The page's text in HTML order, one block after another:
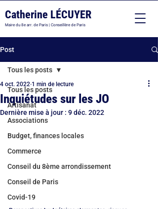
Catherine LÉCUYER
Maire du 8e arr. de Paris | Conseillère de Paris
Post
Tous les posts
Artisanat
Associations
Budget, finances locales
Commerce
Conseil du 8ème arrondissement
Conseil de Paris
Covid-19
Tous les posts
Inquiétudes sur les JO
4 oct. 2022 1 min de lecture
Dernière mise à jour : 9 déc. 2022